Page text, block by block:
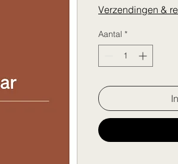
Verzendingen &
Aantal *